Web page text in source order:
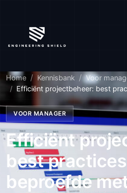
Home Kennisbank
Voor
Efficiënt projectbeheer: best
VOOR MANAGER
Efficiënt
best
beproefde